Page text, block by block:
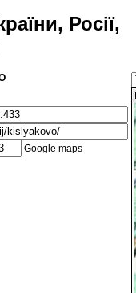
Росії,
Google maps